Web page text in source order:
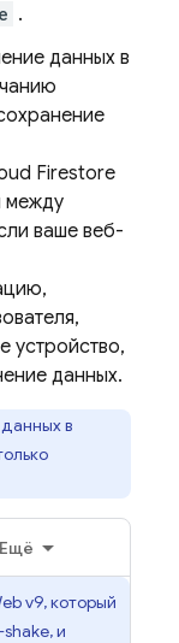
.
данных в
Firestore
между
ваше веб-
устройство,
данных.
в
Ещё
v9, который
и